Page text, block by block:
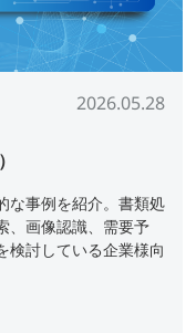
2026.05.28
な事例を紹介。書類処
、画像認識、需要予
検討している企業様向